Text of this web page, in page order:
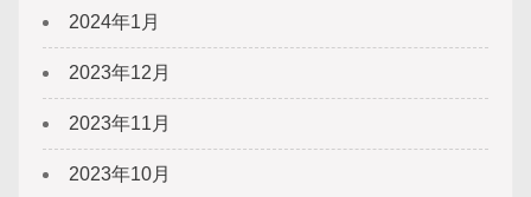
2024年1月
2023年12月
2023年11月
2023年10月